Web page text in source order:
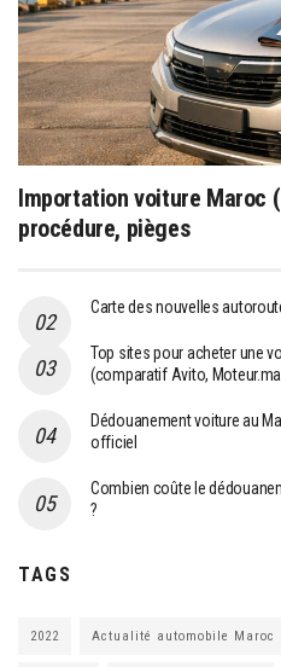
Importation voiture Maroc
procédure, pièges
Carte des nouvelles
Top sites pour acheter une
(comparatif Avito,
Dédouanement voiture au
officiel
Combien coûte le
?
TAGS
2022 Actualité automobile Maroc